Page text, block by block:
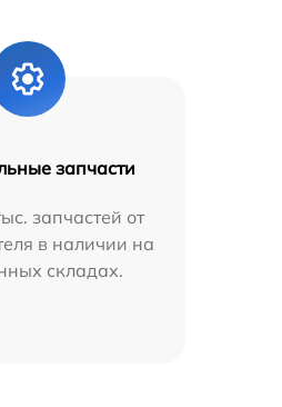
запчасти
запчастей от
в наличии на
складах.